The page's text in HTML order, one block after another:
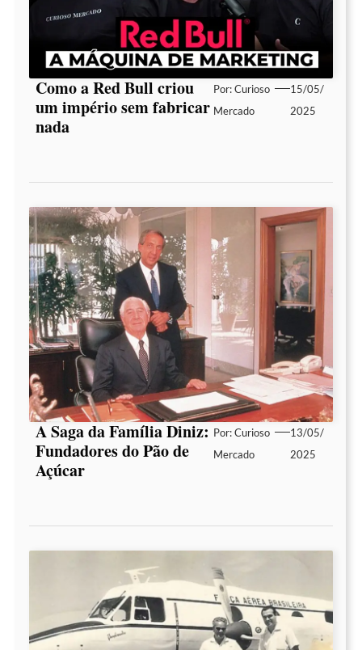
Como a Red Bull criou
um império sem fabricar
nada
Por:Curioso
Mercado
15/05/
2025
A Saga da Família Diniz:
Fundadores do Pão de
Açúcar
Por:Curioso
Mercado
13/05/
2025